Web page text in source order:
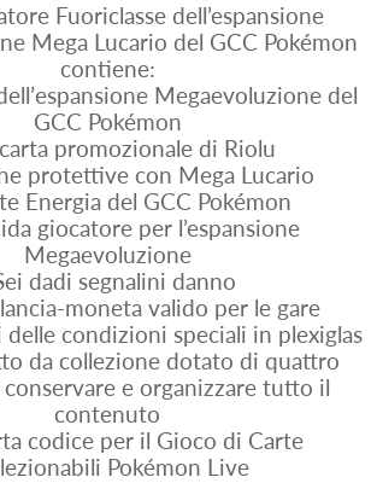
Fuoriclasse dell’espansione
Mega Lucario del GCC Pokémon
contiene:
Megaevoluzione del
GCC Pokémon
promozionale di Riolu
protettive con Mega Lucario
Energia del GCC Pokémon
giocatore per l’espansione
Megaevoluzione
dadi segnalini danno
moneta valido per le gare
delle condizioni speciali in plexiglas
da collezione dotato di quattro
e organizzare tutto il
contenuto
codice per il Gioco di Carte
Pokémon Live